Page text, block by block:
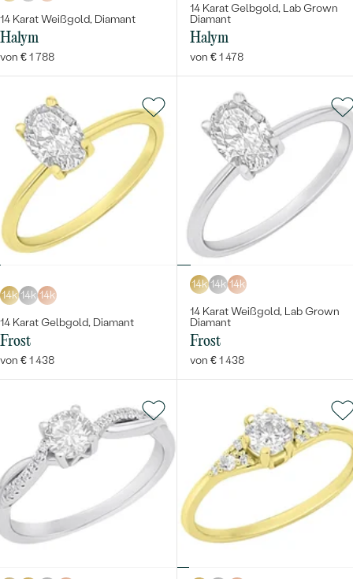
14 Karat Weißgold, Diamant
Halym
von € 1 788
14 Karat Gelbgold, Lab Grown
Diamant
Halym
von € 1 478
14k 14k 14k
14 Karat Gelbgold, Diamant
Frost
von € 1 438
14k 14k 14k
14 Karat Weißgold, Lab Grown
Diamant
Frost
von € 1 438